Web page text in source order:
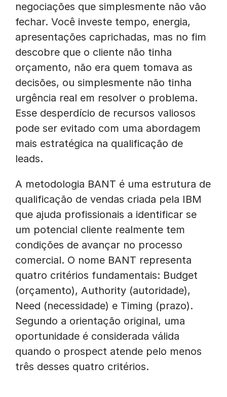
negociações que simplesmente não vão
fechar. Você investe tempo, energia,
apresentações caprichadas, mas no fim
descobre que o cliente não tinha
orçamento, não era quem tomava as
decisões, ou simplesmente não tinha
urgência real em resolver o problema.
Esse desperdício de recursos valiosos
pode ser evitado com uma abordagem
mais estratégica na qualificação de
leads.
A metodologia BANT é uma estrutura de
qualificação de vendas criada pela IBM
que ajuda profissionais a identificar se
um potencial cliente realmente tem
condições de avançar no processo
comercial. O nome BANT representa
quatro critérios fundamentais: Budget
(orçamento), Authority (autoridade),
Need (necessidade) e Timing (prazo).
Segundo a orientação original, uma
oportunidade é considerada válida
quando o prospect atende pelo menos
três desses quatro critérios.